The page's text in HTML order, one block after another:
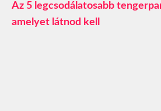
Az 5 legcsodálatosabb
amelyet látnod kell